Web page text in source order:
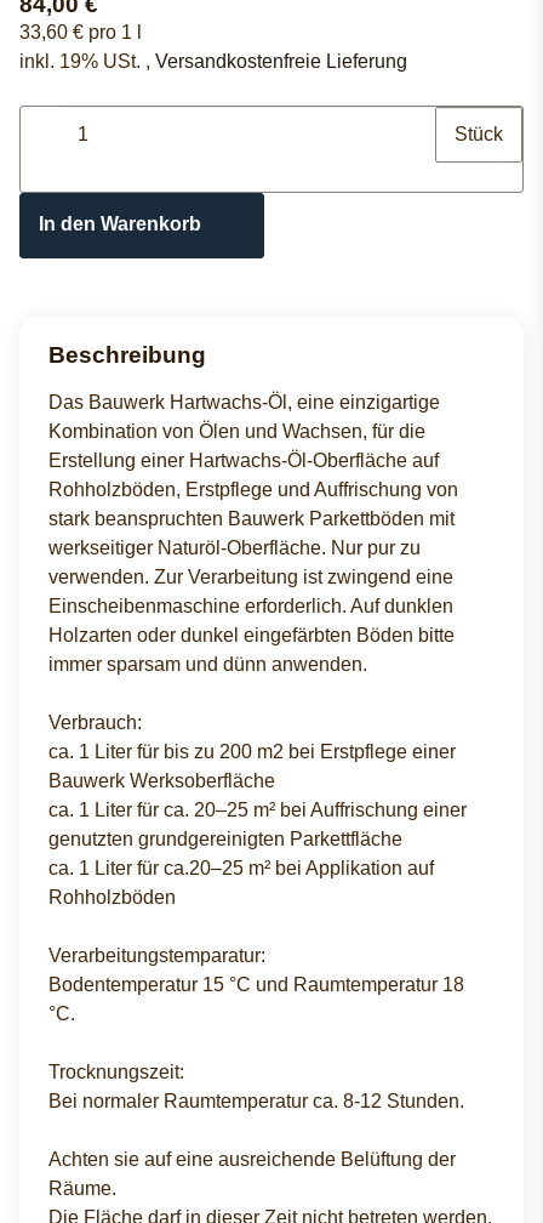
33,60 € pro 1 l
inkl. 19% USt. , Versandkostenfreie Lieferung
Stück
In den Warenkorb
Beschreibung
Das Bauwerk Hartwachs-Öl, eine einzigartige
Kombination von Ölen und Wachsen, für die
Erstellung einer Hartwachs-Öl-Oberfläche auf
Rohholzböden, Erstpflege und Auffrischung von
stark beanspruchten Bauwerk Parkettböden mit
werkseitiger Naturöl-Oberfläche. Nur pur zu
verwenden. Zur Verarbeitung ist zwingend eine
Einscheibenmaschine erforderlich. Auf dunklen
Holzarten oder dunkel eingefärbten Böden bitte
immer sparsam und dünn anwenden.
Verbrauch:
ca. 1 Liter für bis zu 200 m2 bei Erstpflege einer
Bauwerk Werksoberfläche
ca. 1 Liter für ca. 20–25 m² bei Auffrischung einer
genutzten grundgereinigten Parkettfläche
ca. 1 Liter für ca.20–25 m² bei Applikation auf
Rohholzböden
Verarbeitungstemparatur:
Bodentemperatur 15 °C und Raumtemperatur 18
°C.
Trocknungszeit:
Bei normaler Raumtemperatur ca. 8-12 Stunden.
Achten sie auf eine ausreichende Belüftung der
Räume.
Die Fläche darf in dieser Zeit nicht betreten werden.